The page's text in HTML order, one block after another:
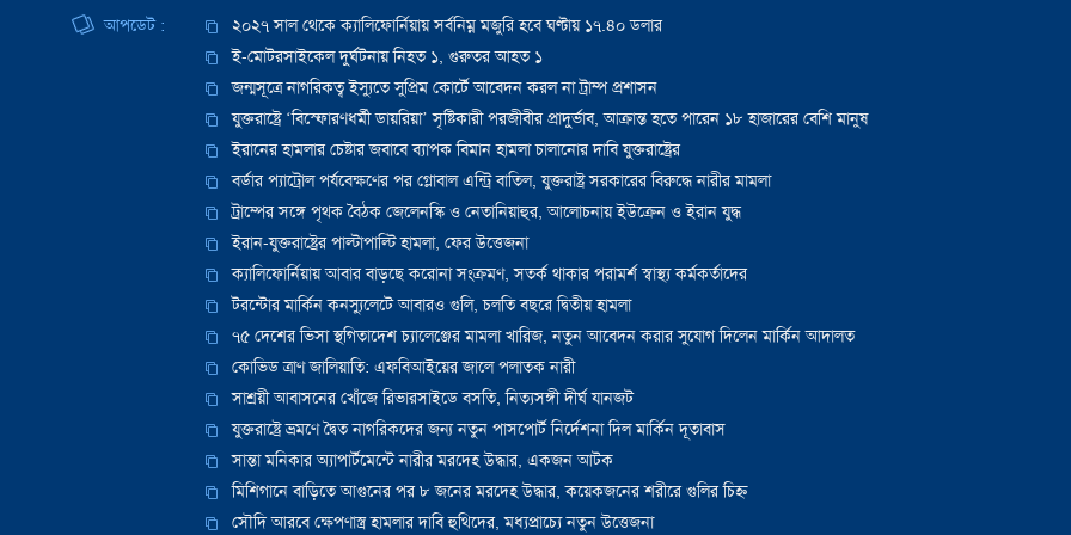
আপডেট :
২০২৭ সাল থেকে ক্যালিফোর্নিয়ায় সর্বনিম্ন মজুরি হবে ঘণ্টায় ১৭.৪০ ডলার
ই-মোটরসাইকেল দুর্ঘটনায় নিহত ১, গুরুতর আহত ১
জন্মসূত্রে নাগরিকত্ব ইস্যুতে সুপ্রিম কোর্টে আবেদন করল না ট্রাম্প প্রশাসন
যুক্তরাষ্ট্রে ‘বিস্ফোরণধর্মী ডায়রিয়া’ সৃষ্টিকারী পরজীবীর প্রাদুর্ভাব, আক্রান্ত হতে পারেন ১৮ হাজারের বেশি মানুষ
ইরানের হামলার চেষ্টার জবাবে ব্যাপক বিমান হামলা চালানোর দাবি যুক্তরাষ্ট্রের
বর্ডার প্যাট্রোল পর্যবেক্ষণের পর গ্লোবাল এন্ট্রি বাতিল, যুক্তরাষ্ট্র সরকারের বিরুদ্ধে নারীর মামলা
ট্রাম্পের সঙ্গে পৃথক বৈঠক জেলেনস্কি ও নেতানিয়াহুর, আলোচনায় ইউক্রেন ও ইরান যুদ্ধ
ইরান-যুক্তরাষ্ট্রের পাল্টাপাল্টি হামলা, ফের উত্তেজনা
ক্যালিফোর্নিয়ায় আবার বাড়ছে করোনা সংক্রমণ, সতর্ক থাকার পরামর্শ স্বাস্থ্য কর্মকর্তাদের
টরন্টোর মার্কিন কনস্যুলেটে আবারও গুলি, চলতি বছরে দ্বিতীয় হামলা
৭৫ দেশের ভিসা স্থগিতাদেশ চ্যালেঞ্জের মামলা খারিজ, নতুন আবেদন করার সুযোগ দিলেন মার্কিন আদালত
কোভিড ত্রাণ জালিয়াতি: এফবিআইয়ের জালে পলাতক নারী
সাশ্রয়ী আবাসনের খোঁজে রিভারসাইডে বসতি, নিত্যসঙ্গী দীর্ঘ যানজট
যুক্তরাষ্ট্রে ভ্রমণে দ্বৈত নাগরিকদের জন্য নতুন পাসপোর্ট নির্দেশনা দিল মার্কিন দূতাবাস
সান্তা মনিকার অ্যাপার্টমেন্টে নারীর মরদেহ উদ্ধার, একজন আটক
মিশিগানে বাড়িতে আগুনের পর ৮ জনের মরদেহ উদ্ধার, কয়েকজনের শরীরে গুলির চিহ্ন
সৌদি আরবে ক্ষেপণাস্ত্র হামলার দাবি হুথিদের, মধ্যপ্রাচ্যে নতুন উত্তেজনা